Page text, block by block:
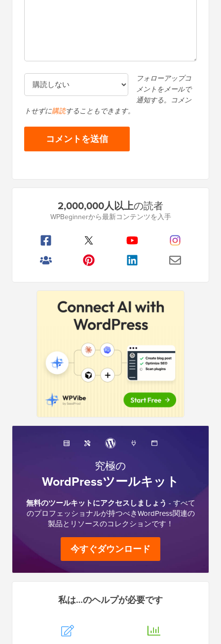
フォローアップコ
メントをメールで
通知する。コメン
トせずに購読することもできます。
イ
2,000,000人以上の読者
WPBeginnerから最新コンテンツを入手
究極の
WordPressツールキット
無料のツールキットにアクセスしましょう - すべて
のプロフェッショナルが持つべきWordPress関連の
製品とリソースのコレクションです！
今すぐダウンロード
私は…のヘルプが必要です